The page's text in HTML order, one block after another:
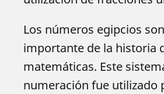
Los números egipcios
importante de la historia
matemáticas. Este
numeración fue utilizado